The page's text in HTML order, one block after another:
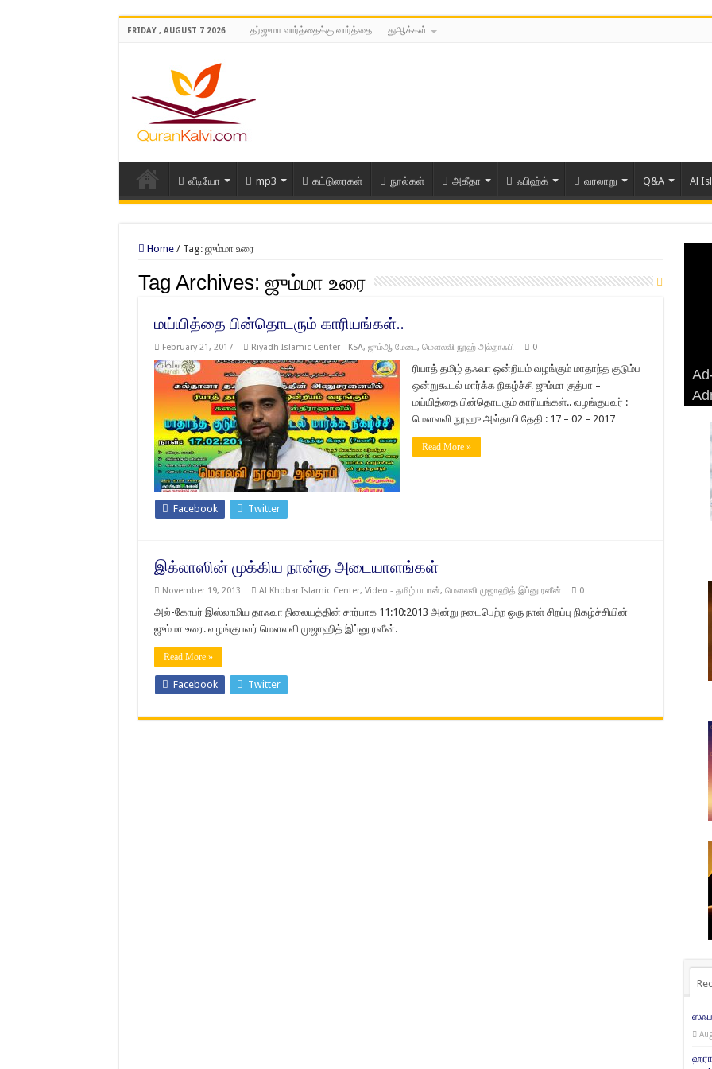
FRIDAY , AUGUST 7 2026 தர்ஜுமா வார்த்தைக்கு வார்த்தை துஆக்கள்
வீடியோ mp3 கட்டுரைகள் நூல்கள் அகீதா ஃபிஹ்க் வரலாறு Q&A Al
Home / Tag: ஜும்மா உரை
Tag Archives: ஜும்மா உரை
மய்யித்தை பின்தொடரும் காரியங்கள்..
February 21, 2017 Riyadh Islamic Center - KSA, ஜும்ஆ மேடை, மௌலவி நூஹ் அல்தாஃபி 0
ரியாத் தமிழ் தஃவா ஒன்றியம் வழங்கும் மாதாந்த குடும்ப
ஒன்றுகூடல் மார்க்க நிகழ்ச்சி ஜும்மா குத்பா –
மய்யித்தை பின்தொடரும் காரியங்கள்.. வழங்குபவர் :
மௌலவி நூஹு அல்தாபி தேதி : 17 – 02 – 2017
Read More »
Facebook Twitter
இக்லாஸின் முக்கிய நான்கு அடையாளங்கள்
November 19, 2013 Al Khobar Islamic Center, Video - தமிழ் பயான், மௌலவி முஜாஹித் இப்னு ரஸீன் 0
அல்-கோபர் இஸ்லாமிய தாஃவா நிலையத்தின் சார்பாக 11:10:2013 அன்று நடைபெற்ற ஒரு நாள் சிறப்பு நிகழ்ச்சியின்
ஜும்மா உரை. வழங்குபவர் மௌலவி முஜாஹித் இப்னு ரஸீன்.
Read More »
Facebook Twitter